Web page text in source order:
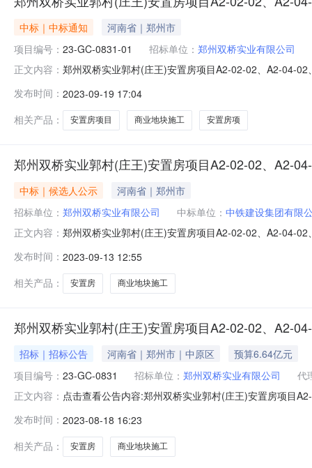
中标｜中标通知
河南省｜郑州市
项目编号： 23-GC-0831-01 招标单位： 郑州双桥实业有限公司
正文内容： 郑州双桥实业郭村(庄王)安置房项目A2-02-02、A2-04-
0831-01）的中标结果公告如下：一、项目概况招标人郑
发布时间： 2023-09-19 17:04
相关产品：
安置房项目 商业地块施工 安置房项
郑州双桥实业郭村(庄王)安置房项目A2-02-02、A2-
中标｜候选人公示
河南省｜郑州市
招标单位： 郑州双桥实业有限公司 中标单位： 中铁建设集团有限
正文内容： 郑州双桥实业郭村(庄王)安置房项目A2-02-02、A2-04-
选人情况如下：1、项目概况与招标范围1.1项目名称：
发布时间： 2023-09-13 12:55
相关产品：
安置房 商业地块施工
郑州双桥实业郭村(庄王)安置房项目A2-02-02、A2-
招标｜招标公告 河南省｜郑州市｜中原区
预算6.64亿元
项目编号： 23-GC-0831 招标单位： 郑州双桥实业有限公司
代
正文内容： 点击查看公告内容:郑州双桥实业郭村(庄王)安置房项目
GC-0831）项目所在地区：河南省,郑州市,中原区一、招
发布时间： 2023-08-18 16:23
相关产品：
安置房 商业地块施工